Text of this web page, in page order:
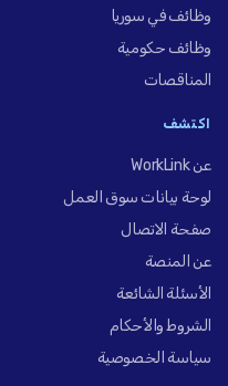
وظائف في سوريا
وظائف حكومية
المناقصات
اكتشف
عن WorkLink
لوحة بيانات سوق العمل
صفحة الاتصال
عن المنصة
الأسئلة الشائعة
الشروط والأحكام
سياسة الخصوصية